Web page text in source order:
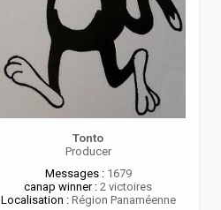
Tonto
Producer
Messages : 1679
canap winner : 2 victoires
Localisation :Région Panaméenne